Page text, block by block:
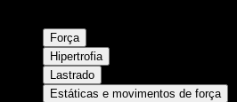
Força
Hipertrofia
Lastrado
Estáticas e movimentos de força